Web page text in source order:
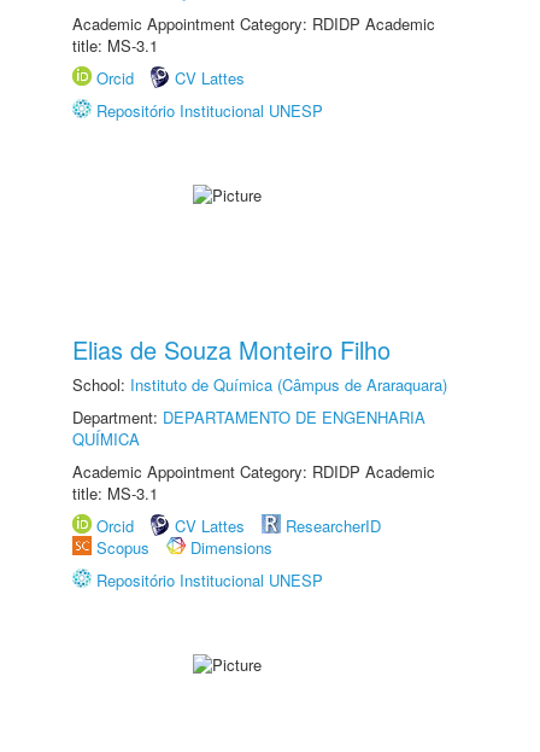
Academic Appointment Category: RDIDP Academic
title: MS-3.1
Orcid
CV Lattes
Repositório Institucional UNESP
Elias de Souza Monteiro Filho
School: Instituto de Química (Câmpus de Araraquara)
Department: DEPARTAMENTO DE ENGENHARIA
QUÍMICA
Academic Appointment Category: RDIDP Academic
title: MS-3.1
Orcid
CV Lattes
ResearcherID
Scopus
Dimensions
Repositório Institucional UNESP